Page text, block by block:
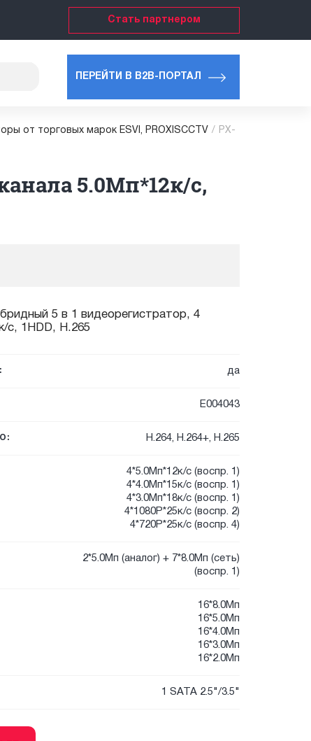
Стать партнером
ПЕРЕЙТИ В B2B-ПОРТАЛ
от торговых марок ESVI, PROXISCCTV /
PX-
5.0Мп*12к/с,
5 в 1 видеорегистратор, 4
с, 1HDD, H.265
да
E004043
H.264, H.264+, H.265
4*5.0Мп*12к/с (воспр. 1)
4*4.0Мп*15к/с (воспр. 1)
4*3.0Мп*18к/с (воспр. 1)
4*1080P*25к/с (воспр. 2)
4*720P*25к/с (воспр. 4)
2*5.0Мп (аналог) + 7*8.0Мп (сеть)
(воспр. 1)
16*8.0Мп
16*5.0Мп
16*4.0Мп
16*3.0Мп
16*2.0Мп
1 SATA 2.5"/3.5"